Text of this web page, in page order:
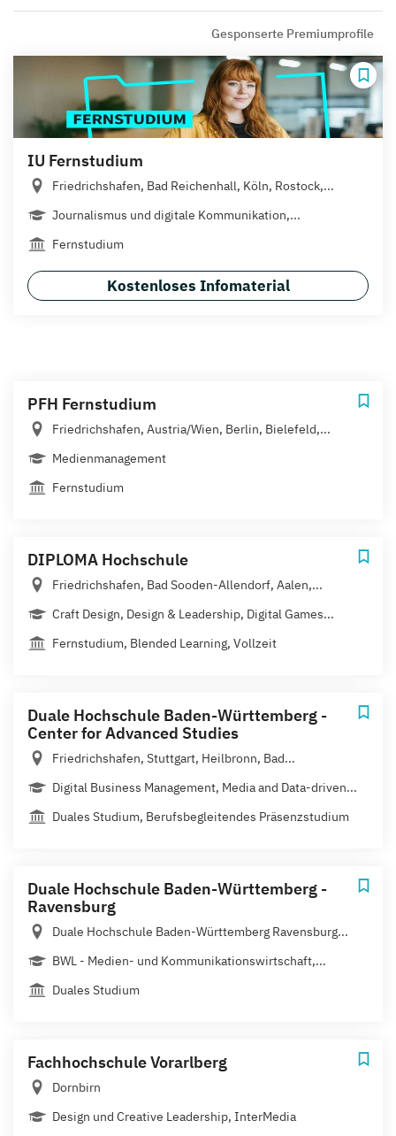
Gesponserte Premiumprofile
IU Fernstudium
Friedrichshafen, Bad Reichenhall, Köln, Rostock,...
Journalismus und digitale Kommunikation,...
Fernstudium
Kostenloses Infomaterial
PFH Fernstudium
Friedrichshafen, Austria/Wien, Berlin, Bielefeld,...
Medienmanagement
Fernstudium
DIPLOMA Hochschule
Friedrichshafen, Bad Sooden-Allendorf, Aalen,...
Craft Design, Design & Leadership, Digital Games...
Fernstudium, Blended Learning, Vollzeit
Duale Hochschule Baden-Württemberg -
Center for Advanced Studies
Friedrichshafen, Stuttgart, Heilbronn, Bad...
Digital Business Management, Media and Data-driven...
Duales Studium, Berufsbegleitendes Präsenzstudium
Duale Hochschule Baden-Württemberg -
Ravensburg
Duale Hochschule Baden-Württemberg Ravensburg...
BWL - Medien- und Kommunikationswirtschaft,...
Duales Studium
Fachhochschule Vorarlberg
Dornbirn
Design und Creative Leadership, InterMedia